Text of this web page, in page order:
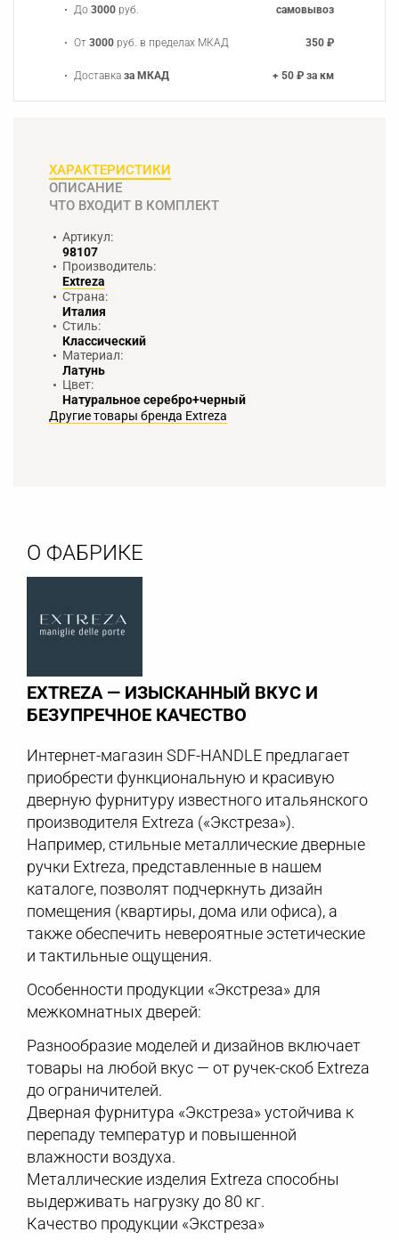
До3000 руб. самовывоз
От3000 руб. в пределах МКАД 350 ₽
Доставказа МКАД + 50 ₽ за км
ХАРАКТЕРИСТИКИ
ОПИСАНИЕ
ЧТО ВХОДИТ В КОМПЛЕКТ
Артикул:
98107
Производитель:
Extreza
Страна:
Италия
Стиль:
Классический
Материал:
Латунь
Цвет:
Натуральное серебро+черный
Другие товары бренда Extreza
О ФАБРИКЕ
EXTREZA — ИЗЫСКАННЫЙ ВКУС И
БЕЗУПРЕЧНОЕ КАЧЕСТВО
Интернет-магазин SDF-HANDLE предлагает
приобрести функциональную и красивую
дверную фурнитуру известного итальянского
производителя Extreza («Экстреза»).
Например, стильные металлические дверные
ручки Extreza, представленные в нашем
каталоге, позволят подчеркнуть дизайн
помещения (квартиры, дома или офиса), а
также обеспечить невероятные эстетические
и тактильные ощущения.
Особенности продукции «Экстреза» для
межкомнатных дверей:
Разнообразие моделей и дизайнов включает
товары на любой вкус — от ручек-скоб Extreza
до ограничителей.
Дверная фурнитура «Экстреза» устойчива к
перепаду температур и повышенной
влажности воздуха.
Металлические изделия Extreza способны
выдерживать нагрузку до 80 кг.
Качество продукции «Экстреза»